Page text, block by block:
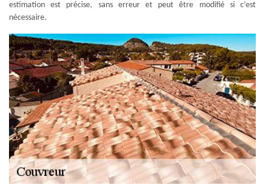
estimation est précise, sans erreur et peut être modifié si c’est
nécessaire.